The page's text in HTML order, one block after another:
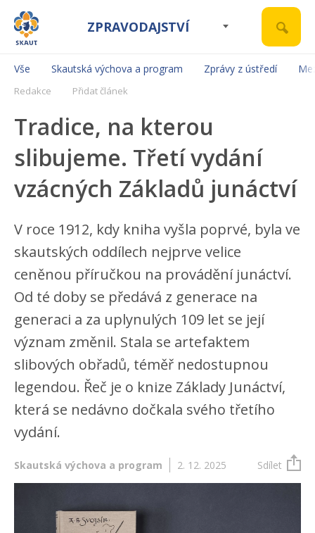
ZPRAVODAJSTVÍ
Vše Skautská výchova a program Zprávy z ústředí
Redakce Přidat článek
Tradice, na kterou
slibujeme. Třetí vydání
vzácných Základů junáctví
V roce 1912, kdy kniha vyšla poprvé, byla ve
skautských oddílech nejprve velice
ceněnou příručkou na provádění junáctví.
Od té doby se předává z generace na
generaci a za uplynulých 109 let se její
význam změnil. Stala se artefaktem
slibových obřadů, téměř nedostupnou
legendou. Řeč je o knize Základy Junáctví,
která se nedávno dočkala svého třetího
vydání.
Skautská výchova a program 2. 12. 2025 Sdílet